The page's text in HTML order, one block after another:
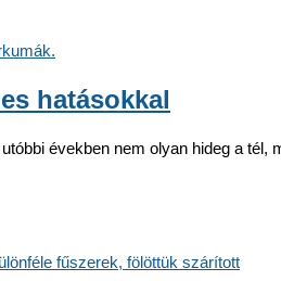
hatásokkal
években nem olyan hideg a tél,